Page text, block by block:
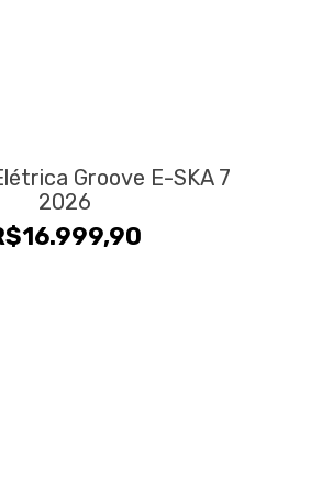
Groove E-SKA 7
2026
16.999,90